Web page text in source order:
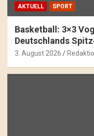
AKTUELL SPORT
Basketball: 3×3
Deutschlands
3. August 2026